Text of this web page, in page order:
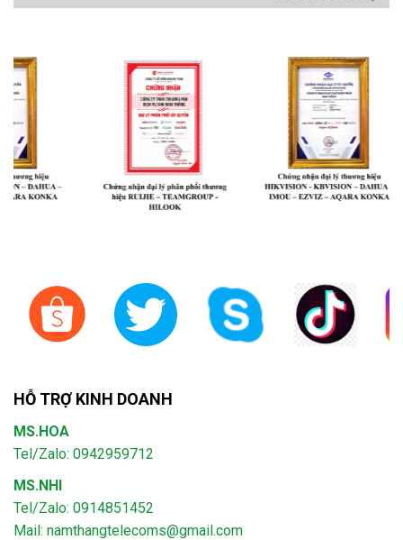
HỖ TRỢ KINH DOANH
MS.HOA
Tel/Zalo: 0942959712
MS.NHI
Tel/Zalo: 0914851452
Mail: namthangtelecoms@gmail.com